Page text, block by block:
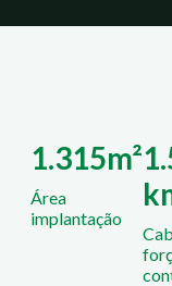
1.315m²
Área
implantação